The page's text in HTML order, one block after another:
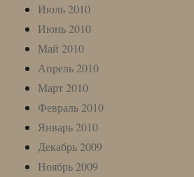
Июль 2010
Июнь 2010
Май 2010
Апрель 2010
Март 2010
Февраль 2010
Январь 2010
Декабрь 2009
Ноябрь 2009